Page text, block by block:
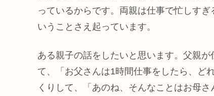
っているからです。両親は仕事で忙しす
いうことさえ起っています。
ある親子の話をしたいと思います。父親
て、「お父さんは1時間仕事をしたら、ど
くりして、「あのね、そんなことはお母